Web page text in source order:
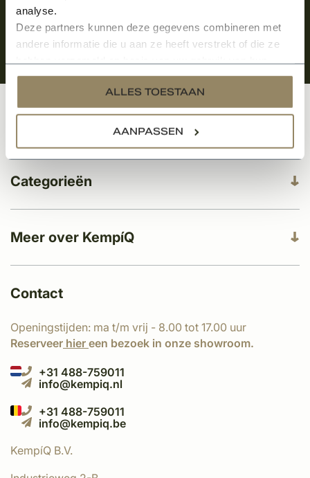
analyse.
Deze partners kunnen deze gegevens combineren met
andere informatie die u aan ze heeft verstrekt of die ze
services.
ALLES TOESTAAN
AANPASSEN
Meer over KempíQ
Categorieën
Contact
Openingstijden: ma t/m vrij - 8.00 tot 17.00 uur
Reserveer hier een bezoek in onze showroom.
+31 488-759011
info@kempiq.nl
+31 488-759011
info@kempiq.be
KempíQ B.V.